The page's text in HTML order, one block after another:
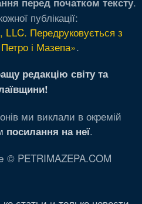
публікації:
Передруковується з
і Мазепа».
редакцію світу та
ми виклали в окремій
посилання на неї.
PETRIMAZEPA.COM